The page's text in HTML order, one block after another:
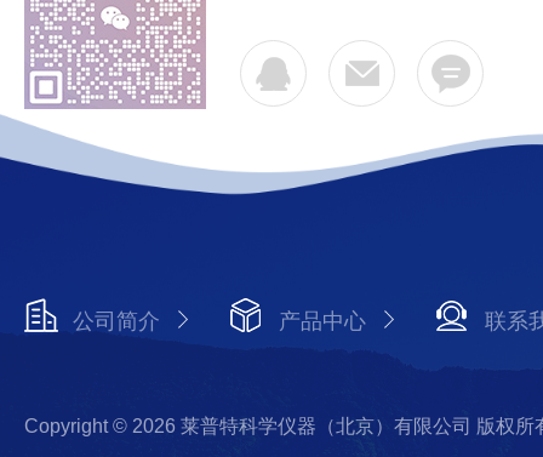
公司简介 产品中心 联系
Copyright © 2026 莱普特科学仪器（北京）有限公司 版权所